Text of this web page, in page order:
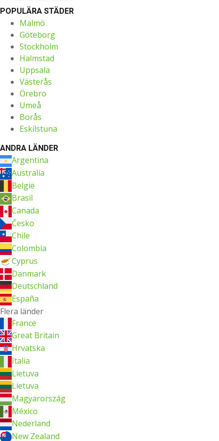
POPULÄRA STÄDER
Malmö
Göteborg
Stockholm
Halmstad
Uppsala
Västerås
Örebro
Umeå
Borås
Eskilstuna
ANDRA LÄNDER
Argentina
Australia
België
Brasil
Canada
Česko
Chile
Colombia
Cyprus
Danmark
Deutschland
España
Flera länder
France
Great Britain
Hrvatska
Italia
Lietuva
Lietuva
Magyarország
México
Nederland
New Zealand